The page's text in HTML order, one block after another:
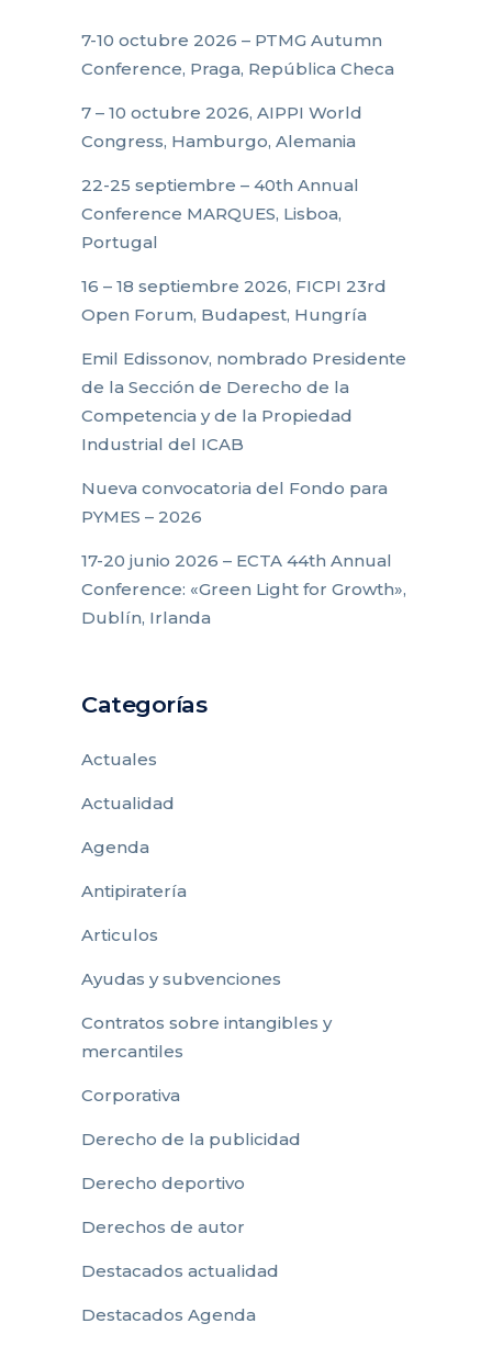
7-10 octubre 2026 – PTMG Autumn
Conference, Praga, República Checa
7 – 10 octubre 2026, AIPPI World
Congress, Hamburgo, Alemania
22-25 septiembre – 40th Annual
Conference MARQUES, Lisboa,
Portugal
16 – 18 septiembre 2026, FICPI 23rd
Open Forum, Budapest, Hungría
Emil Edissonov, nombrado Presidente
de la Sección de Derecho de la
Competencia y de la Propiedad
Industrial del ICAB
Nueva convocatoria del Fondo para
PYMES – 2026
17-20 junio 2026 – ECTA 44th Annual
Conference: «Green Light for Growth»,
Dublín, Irlanda
Categorías
Actuales
Actualidad
Agenda
Antipiratería
Articulos
Ayudas y subvenciones
Contratos sobre intangibles y
mercantiles
Corporativa
Derecho de la publicidad
Derecho deportivo
Derechos de autor
Destacados actualidad
Destacados Agenda